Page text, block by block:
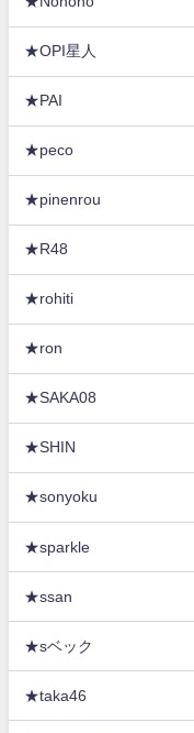
★OPI星人
★PAI
★peco
★pinenrou
★R48
★rohiti
★ron
★SAKA08
★SHIN
★sonyoku
★sparkle
★ssan
★sベック
★taka46